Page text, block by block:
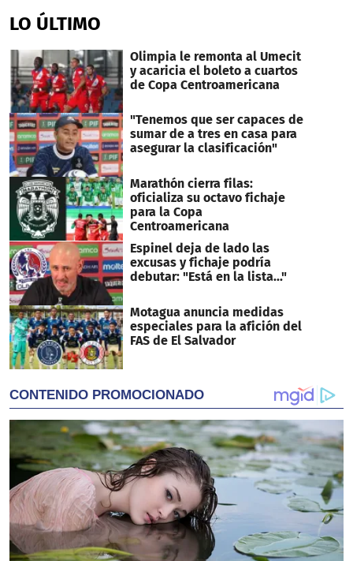
LO ÚLTIMO
Olimpia le remonta al Umecit
y acaricia el boleto a cuartos
de Copa Centroamericana
"Tenemos que ser capaces de
sumar de a tres en casa para
asegurar la clasificación"
Marathón cierra filas:
oficializa su octavo fichaje
para la Copa
Centroamericana
Espinel deja de lado las
excusas y fichaje podría
debutar: "Está en la lista..."
Motagua anuncia medidas
especiales para la afición del
FAS de El Salvador